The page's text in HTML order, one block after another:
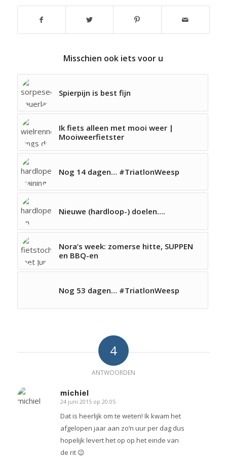
Misschien ook iets voor u
Spierpijn is best fijn
Ik fiets alleen met mooi weer |
Mooiweerfietster
Nog 14 dagen… #TriatlonWeesp
Nieuwe (hardloop-) doelen….
Nora’s week: zomerse hitte, SUPPEN
en BBQ-en
Nog 53 dagen… #TriatlonWeesp
4
ANTWOORDEN
michiel
zegt:
24 juni 2015 op 20:05
Dat is heerlijk om te weten! Ik kwam het
afgelopen jaar aan zo’n uur per dag dus
hopelijk levert het op op het einde van
de rit 😉